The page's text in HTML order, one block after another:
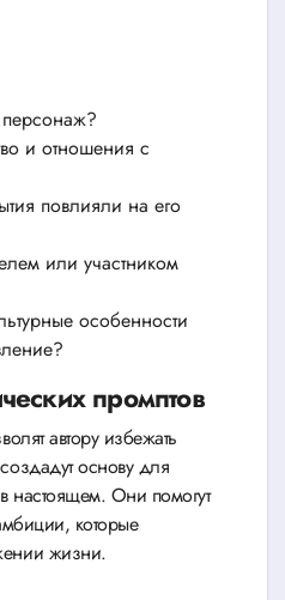
и отношения с
повлияли на его
или участником
особенности
промптов
автору избежать
основу для
настоящем. Они помогут
которые
жизни.